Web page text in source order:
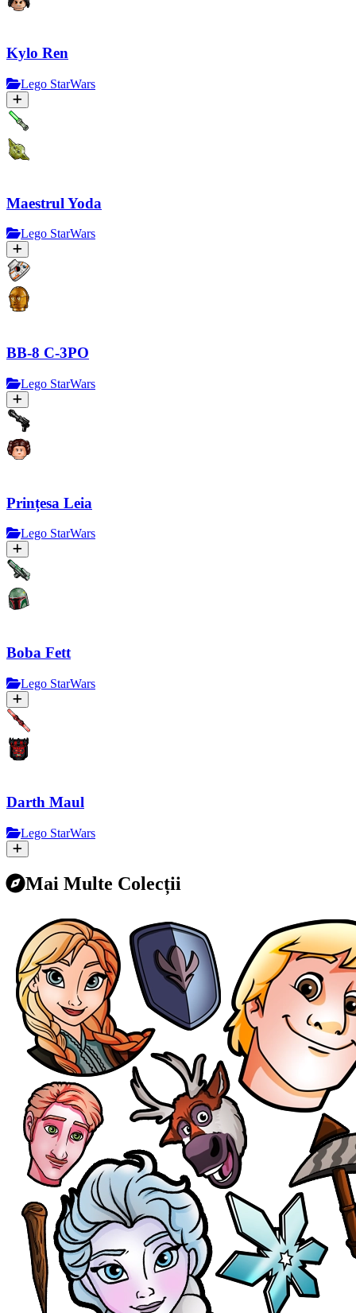
Kylo Ren
Lego StarWars
Maestrul Yoda
Lego StarWars
BB-8 C-3PO
Lego StarWars
Prințesa Leia
Lego StarWars
Boba Fett
Lego StarWars
Darth Maul
Lego StarWars
Mai Multe Colecții